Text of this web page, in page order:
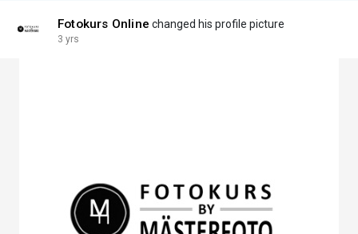
Fotokurs Online changed his profile picture
3 yrs